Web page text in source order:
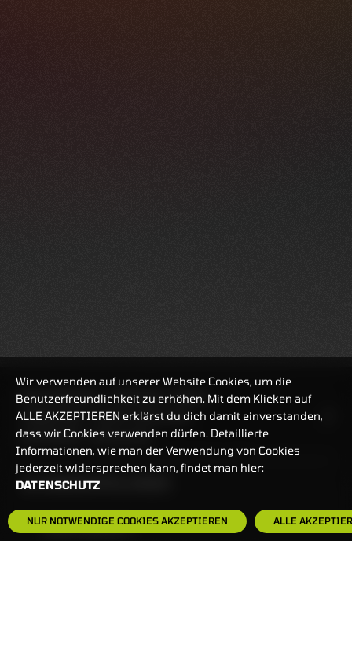
BANKEINSTELLUNGEN
HÄUFIG GESUCHT:
REALTIMEKURSE 07.08.2026
18:48:42
HANDELSZEIT
MO-FR: 7:30-23 UHR
ZERTIFIKATE
8:00-22 UHR
Wir verwenden auf unserer Website Cookies, um die
Benutzerfreundlichkeit zu erhöhen. Mit dem Klicken auf
ALLE AKZEPTIEREN erklärst du dich damit einverstanden,
dass wir Cookies verwenden dürfen. Detaillierte
Informationen, wie man der Verwendung von Cookies
jederzeit widersprechen kann, findet man hier:
DATENSCHUTZ
NUR NOTWENDIGE COOKIES AKZEPTIEREN ALLE